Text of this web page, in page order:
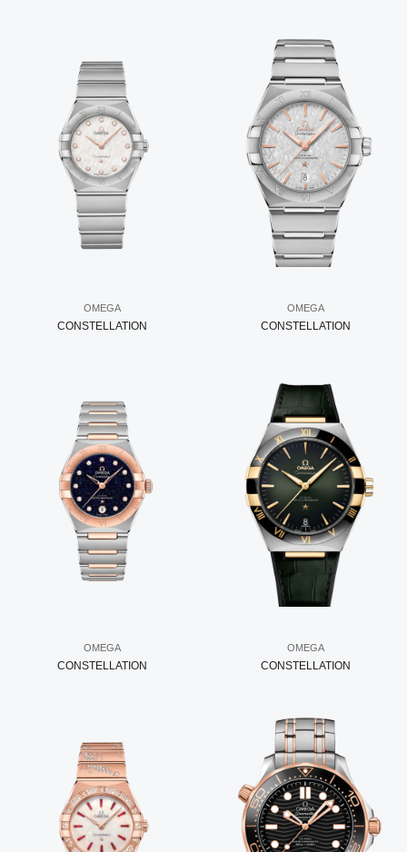
OMEGA
CONSTELLATION
OMEGA
CONSTELLATION
OMEGA
CONSTELLATION
OMEGA
CONSTELLATION